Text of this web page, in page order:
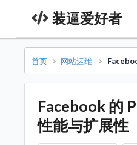
装逼爱好者
首页 网站运维
Facebook 的
性能与扩展性